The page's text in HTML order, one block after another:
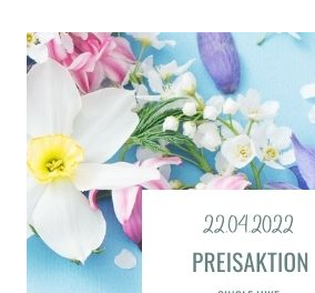
BEI
TOLINO
SELECT